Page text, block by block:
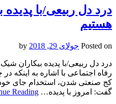
درد دل ربیعی/با
هستیم
Posted on جولای 29, 2018
درد دل ربیعی/با پدیده بیکاران
رفاه اجتماعی با اشاره به اینکه
کج صنعتی شدن، استخدام جای
گفت: امروز با پدیده… Reading